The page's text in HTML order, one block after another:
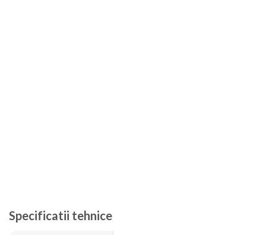
Specificatii tehnice